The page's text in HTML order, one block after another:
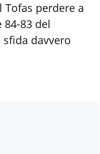
Tofas perdere a
84-83 del
davvero